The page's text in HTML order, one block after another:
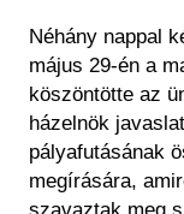
Néhány nappal
május 29-én a
köszöntötte az
házelnök
pályafutásának
megírására,
szavaztak meg